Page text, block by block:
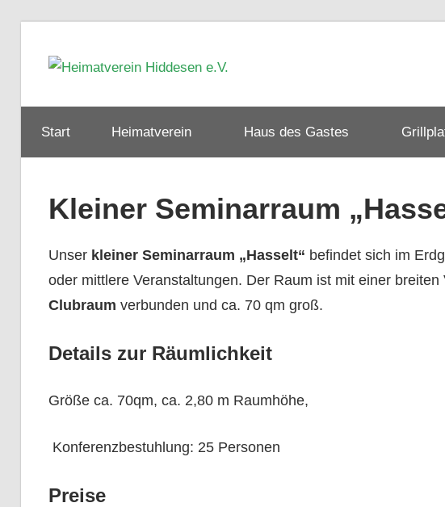
Inhalt
Hiddesen
e.V.
Start Heimatverein Haus des Gastes
Kleiner Seminarraum
Unser kleiner Seminarraum „Hasselt“ befindet sich im
oder mittlere Veranstaltungen. Der Raum ist mit einer
Clubraum verbunden und ca. 70 qm groß.
Details zur Räumlichkeit
Größe ca. 70qm, ca. 2,80 m Raumhöhe,
Konferenzbestuhlung: 25 Personen
Preise